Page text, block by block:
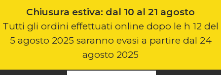
Chiusura estiva: dal 10 al 21 agosto
Tutti gli ordini effettuati online dopo le h 12 del
5 agosto 2025 saranno evasi a partire dal 24
agosto 2025